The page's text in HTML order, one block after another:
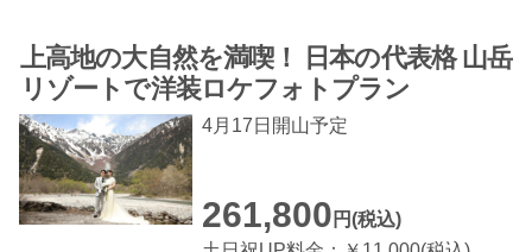
上高地の大自然を満喫！
日本の代表格 山岳
リゾートで洋装ロケフォトプラン
4月17日開山予定
261,800 円(税込)